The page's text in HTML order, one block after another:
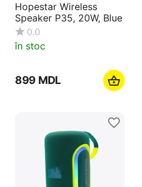
Hopestar Wireless
Speaker P35, 20W, Blue
0.0
în stoc
‍899‍ MDL